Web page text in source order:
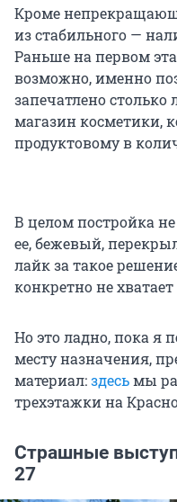
Кроме
из стабильного —
Раньше на первом
возможно, именно
запечатлено
магазин косметики,
продуктовому в
В целом постройка
ее, бежевый,
лайк за такое
конкретно не хватает
Но это ладно, пока я
месту назначения,
материал:здесьмы
трехэтажки на
Страшные
27